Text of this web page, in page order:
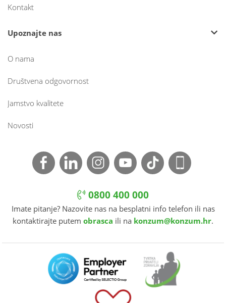
Kontakt
Upoznajte nas
O nama
Društvena odgovornost
Jamstvo kvalitete
Novosti
0800 400 000
Imate pitanje? Nazovite nas na besplatni info telefon ili nas
kontaktirajte putem obrasca ili na konzum@konzum.hr.